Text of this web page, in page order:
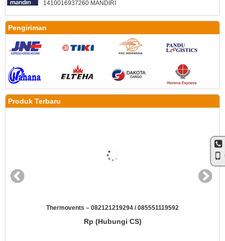
1410016937260 MANDIRI
Pengiriman
Produk Terbaru
Thermovents – 082121219294 / 085551119592
Rp (Hubungi CS)